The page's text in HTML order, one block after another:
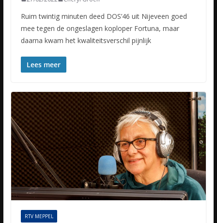
Ruim twintig minuten deed DOS’46 uit Nijeveen goed
mee tegen de ongeslagen koploper Fortuna, maar
daarna kwam het kwaliteitsverschil pijnlijk
Lees meer
RTV MEPPEL